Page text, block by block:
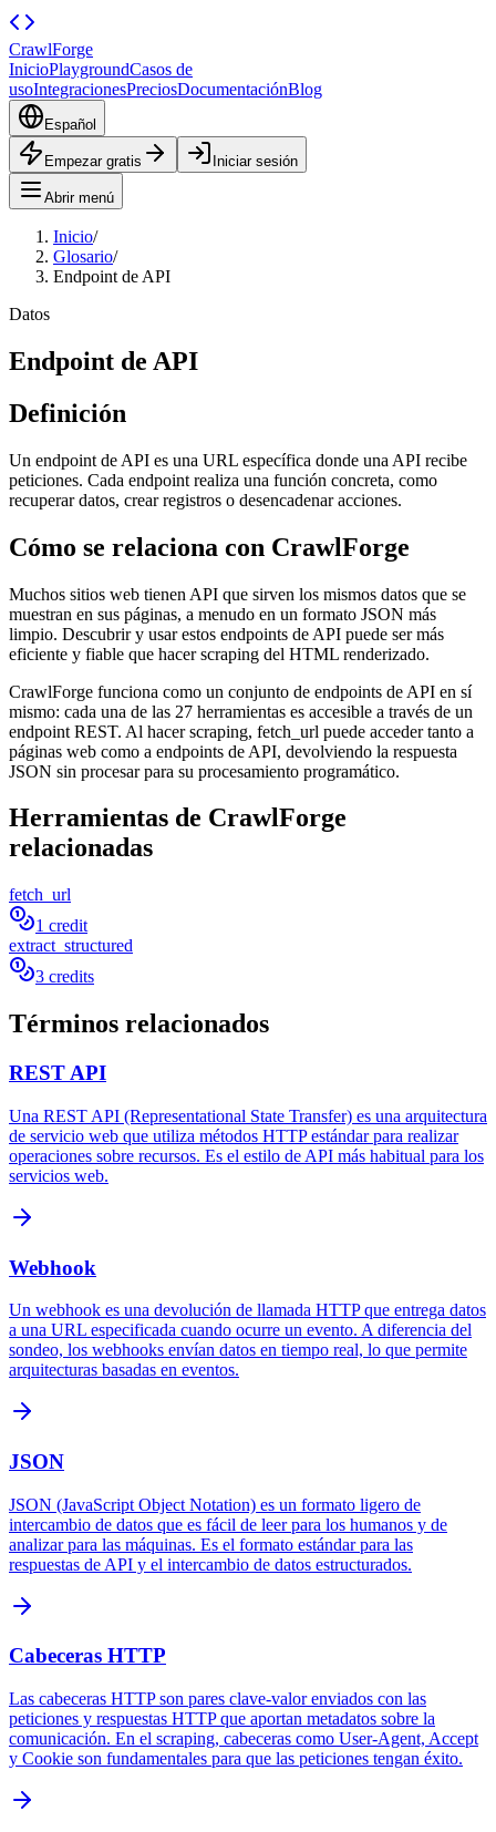
CrawlForge
InicioPlaygroundCasos de
usoIntegracionesPreciosDocumentaciónBlog
Español
Empezar gratis Iniciar sesión
Abrir menú
Inicio/
Glosario/
Endpoint de API
Datos
Endpoint de API
Definición
Un endpoint de API es una URL específica donde una API recibe
peticiones. Cada endpoint realiza una función concreta, como
recuperar datos, crear registros o desencadenar acciones.
Cómo se relaciona con CrawlForge
Muchos sitios web tienen API que sirven los mismos datos que se
muestran en sus páginas, a menudo en un formato JSON más
limpio. Descubrir y usar estos endpoints de API puede ser más
eficiente y fiable que hacer scraping del HTML renderizado.
CrawlForge funciona como un conjunto de endpoints de API en sí
mismo: cada una de las 27 herramientas es accesible a través de un
endpoint REST. Al hacer scraping, fetch_url puede acceder tanto a
páginas web como a endpoints de API, devolviendo la respuesta
JSON sin procesar para su procesamiento programático.
Herramientas de CrawlForge
relacionadas
fetch_url
1 credit
extract_structured
3 credits
Términos relacionados
REST API
Una REST API (Representational State Transfer) es una arquitectura
de servicio web que utiliza métodos HTTP estándar para realizar
operaciones sobre recursos. Es el estilo de API más habitual para los
servicios web.
Webhook
Un webhook es una devolución de llamada HTTP que entrega datos
a una URL especificada cuando ocurre un evento. A diferencia del
sondeo, los webhooks envían datos en tiempo real, lo que permite
arquitecturas basadas en eventos.
JSON
JSON (JavaScript Object Notation) es un formato ligero de
intercambio de datos que es fácil de leer para los humanos y de
analizar para las máquinas. Es el formato estándar para las
respuestas de API y el intercambio de datos estructurados.
Cabeceras HTTP
Las cabeceras HTTP son pares clave-valor enviados con las
peticiones y respuestas HTTP que aportan metadatos sobre la
comunicación. En el scraping, cabeceras como User-Agent, Accept
y Cookie son fundamentales para que las peticiones tengan éxito.